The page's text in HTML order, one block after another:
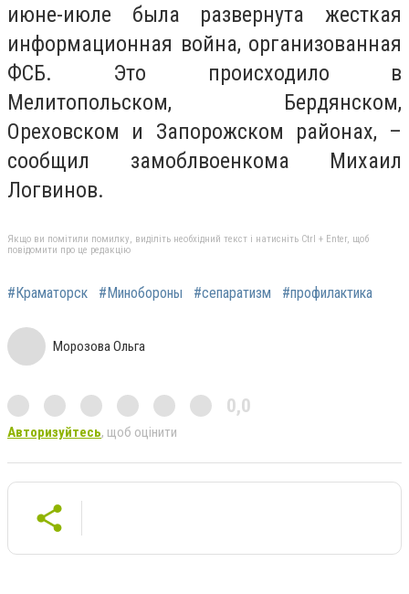
июне-июле была развернута жесткая
информационная война, организованная
ФСБ. Это происходило в
Мелитопольском, Бердянском,
Ореховском и Запорожском районах, –
сообщил замоблвоенкома Михаил
Логвинов.
Якщо ви помітили помилку, виділіть необхідний текст і натисніть Ctrl + Enter, щоб
повідомити про це редакцію
#Краматорск #Минобороны #сепаратизм #профилактика
Морозова Ольга
0,0
Авторизуйтесь, щоб оцінити